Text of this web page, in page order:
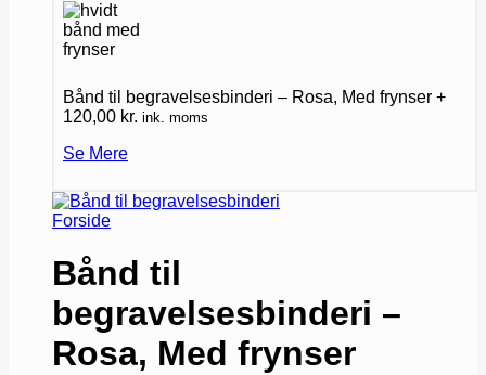
Bånd til begravelsesbinderi – Rosa, Med frynser +
120,00 kr. ink. moms
Se Mere
Forside
Bånd til
begravelsesbinderi –
Rosa, Med frynser